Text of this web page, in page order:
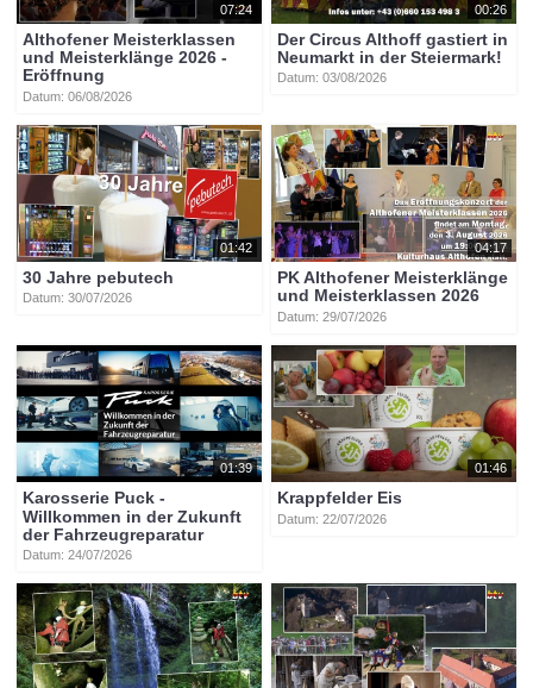
07:24
Althofener Meisterklassen
und Meisterklänge 2026 -
Eröffnung
Datum: 06/08/2026
00:26
Der Circus Althoff gastiert in
Neumarkt in der Steiermark!
Datum: 03/08/2026
01:42
30 Jahre pebutech
Datum: 30/07/2026
04:17
PK Althofener Meisterklänge
und Meisterklassen 2026
Datum: 29/07/2026
01:39
Karosserie Puck -
Willkommen in der Zukunft
der Fahrzeugreparatur
Datum: 24/07/2026
01:46
Krappfelder Eis
Datum: 22/07/2026